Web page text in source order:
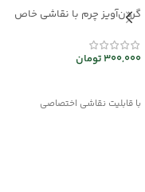
گردن‌آویز چرم با نقاشی خاص
300,000تومان
با قابلیت نقاشی اختصاصی